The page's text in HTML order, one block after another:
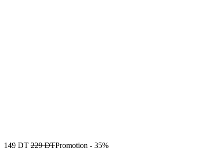
149 DT 229DTPromotion - 35%